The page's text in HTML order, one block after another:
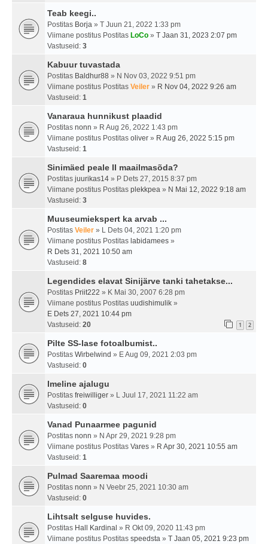
Teab keegi..
Postitas Borja » T Juun 21, 2022 1:33 pm
Viimane postitus Postitas LoCo » T Jaan 31, 2023 2:07 pm
Vastuseid: 3
Kabuur tuvastada
Postitas Baldhur88 » N Nov 03, 2022 9:51 pm
Viimane postitus Postitas Veiler » R Nov 04, 2022 9:26 am
Vastuseid: 1
Vanaraua hunnikust plaadid
Postitas nonn » R Aug 26, 2022 1:43 pm
Viimane postitus Postitas oliver » R Aug 26, 2022 5:15 pm
Vastuseid: 1
Sinimäed peale II maailmasõda?
Postitas juurikas14 » P Dets 27, 2015 8:37 pm
Viimane postitus Postitas plekkpea » N Mai 12, 2022 9:18 am
Vastuseid: 3
Muuseumiekspert ka arvab ...
Postitas Veiler » L Dets 04, 2021 1:20 pm
Viimane postitus Postitas labidamees »
R Dets 31, 2021 10:50 am
Vastuseid: 8
Legendides elavat Sinijärve tanki tahetakse...
Postitas Priit222 » K Mai 30, 2007 6:28 pm
Viimane postitus Postitas uudishimulik »
E Dets 27, 2021 10:44 pm
Vastuseid: 20 1 2
Pilte SS-lase fotoalbumist..
Postitas Wirbelwind » E Aug 09, 2021 2:03 pm
Vastuseid: 0
Imeline ajalugu
Postitas freiwilliger » L Juul 17, 2021 11:22 am
Vastuseid: 0
Vanad Punaarmee pagunid
Postitas nonn » N Apr 29, 2021 9:28 pm
Viimane postitus Postitas Vares » R Apr 30, 2021 10:55 am
Vastuseid: 1
Pulmad Saaremaa moodi
Postitas nonn » N Veebr 25, 2021 10:30 am
Vastuseid: 0
Lihtsalt selguse huvides.
Postitas Hall Kardinal » R Okt 09, 2020 11:43 pm
Viimane postitus Postitas speedsta » T Jaan 05, 2021 9:23 pm